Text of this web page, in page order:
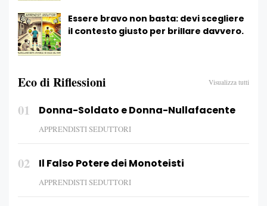
Essere bravo non basta: devi scegliere
il contesto giusto per brillare davvero.
Eco di Riflessioni Visualizza tutti
01 Donna-Soldato e Donna-Nullafacente
APPRENDISTI SEDUTTORI
02 Il Falso Potere dei Monoteisti
APPRENDISTI SEDUTTORI